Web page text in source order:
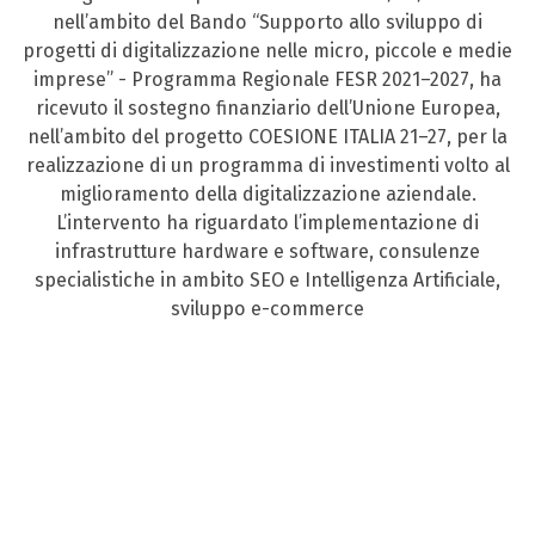
nell’ambito del Bando “Supporto allo sviluppo di
progetti di digitalizzazione nelle micro, piccole e medie
imprese” - Programma Regionale FESR 2021–2027, ha
ricevuto il sostegno finanziario dell’Unione Europea,
nell’ambito del progetto COESIONE ITALIA 21–27, per la
realizzazione di un programma di investimenti volto al
miglioramento della digitalizzazione aziendale.
L’intervento ha riguardato l’implementazione di
infrastrutture hardware e software, consulenze
specialistiche in ambito SEO e Intelligenza Artificiale,
sviluppo e-commerce